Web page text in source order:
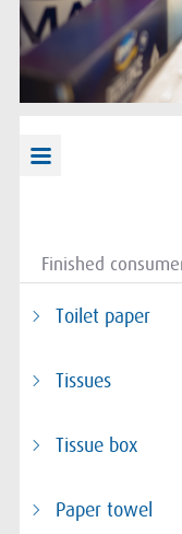
Finished
Toilet paper
Tissues
Tissue box
Paper towel